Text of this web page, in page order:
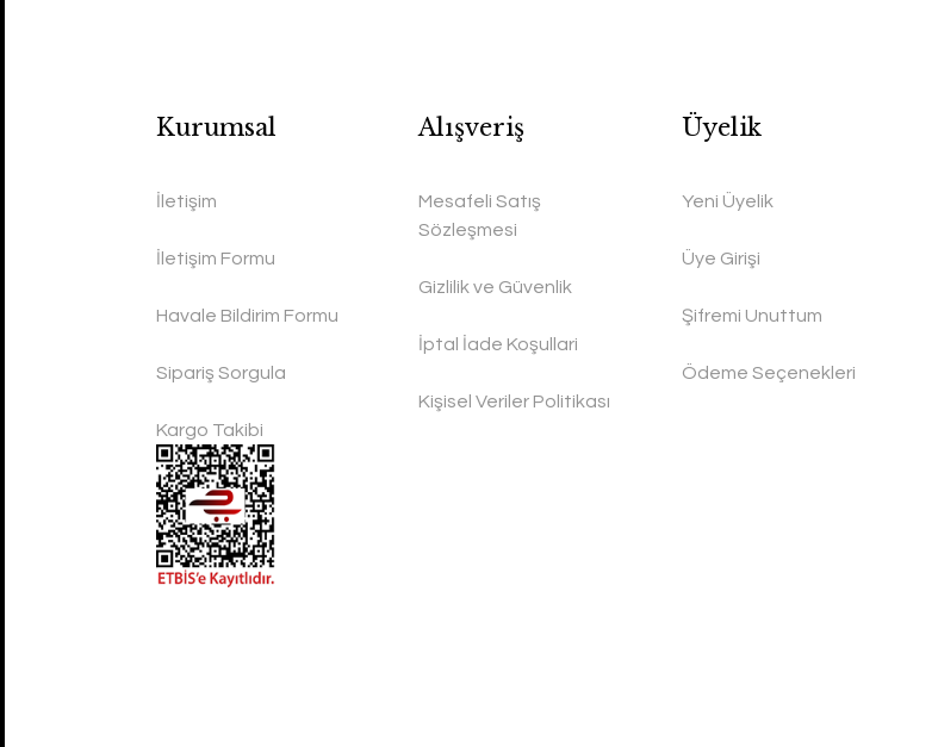
Eskitme Bakır Çaydanlık
Handygoo Eskitme Bakır Cezve
1.300,00 TL
Kurumsal
İletişim
İletişim Formu
Havale Bildirim Formu
Sipariş Sorgula
Kargo Takibi
Alışveriş
Mesafeli Satış
Sözleşmesi
Gizlilik ve Güvenlik
İptal İade Koşullari
Kişisel Veriler Politikası
Üyelik
Yeni Üyelik
Üye Girişi
Şifremi Unuttum
Ödeme Seçenekleri